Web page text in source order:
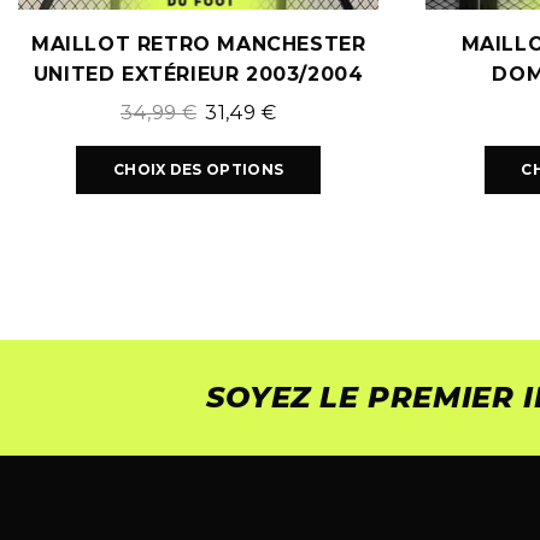
MAILLOT RETRO MANCHESTER
UNITED EXTÉRIEUR 2003/2004
34,99€ 31,49€
CHOIX DES OPTIONS
SOYEZ LE PREMIER